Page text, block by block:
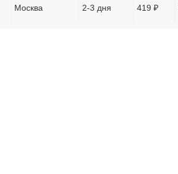
Москва 2-3 дня 419 ₽